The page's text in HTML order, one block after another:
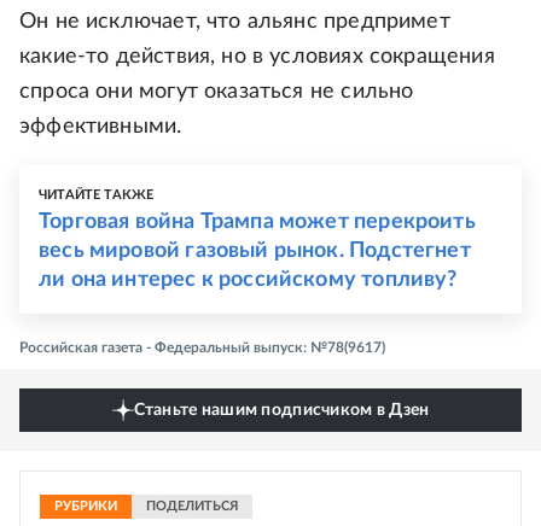
Он не исключает, что альянс предпримет
какие-то действия, но в условиях сокращения
спроса они могут оказаться не сильно
эффективными.
ЧИТАЙТЕ ТАКЖЕ
Торговая война Трампа может перекроить
весь мировой газовый рынок. Подстегнет
ли она интерес к российскому топливу?
Российская газета - Федеральный выпуск: №78(9617)
Станьте нашим подписчиком в Дзен
РУБРИКИ ПОДЕЛИТЬСЯ